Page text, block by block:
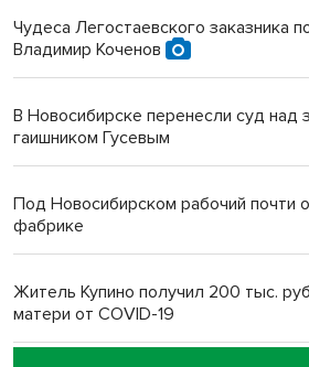
Чудеса Легостаевского заказника
Владимир Коченов
В Новосибирске перенесли суд над
гаишником Гусевым
Под Новосибирском рабочий почти
фабрике
Житель Купино получил 200 тыс.
матери от COVID-19